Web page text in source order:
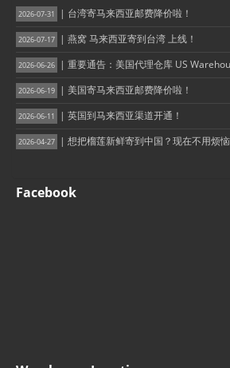
2026-07-31 | 台湾寄马来西亚邮费降价啦！
2026-07-17 | 燕窝 马来西亚寄到台湾 上线！
2026-06-26 | 重要通告：美国代理仓库 US
2026-06-19 | 美国寄马来西亚邮费降价啦！
2026-06-11 | 英国到马来西亚渠道开通！
2026-04-27 | 想把榴莲新鲜寄到中国？现在不用烦恼
Facebook